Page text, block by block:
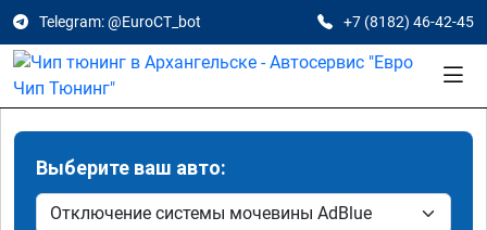
Telegram: @EuroCT_bot +7 (8182) 46-42-45
Выберите ваш авто: